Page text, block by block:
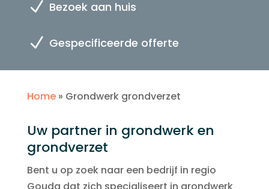
N Bezoek aan huis
N Gespecificeerde offerte
Home» Grondwerk grondverzet
Uw partner in grondwerk en
grondverzet
Bent u op zoek naar een bedrijf in regio